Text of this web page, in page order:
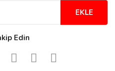
EKLE
Edin